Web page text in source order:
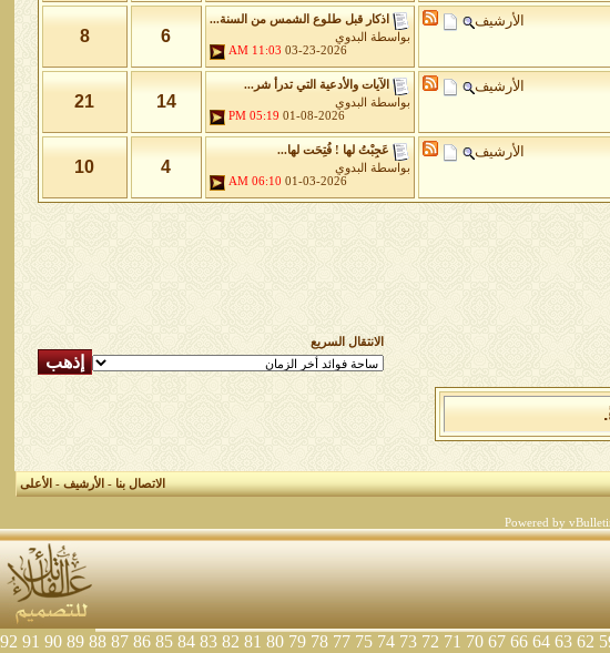
الأرشيف
اذكار قبل طلوع الشمس من السنة...
بواسطة
البدوي
03-23-2026
11:03 AM
6
8
الأرشيف
الآيات والأدعية التي تدرأ شر...
بواسطة
البدوي
01-08-2026
05:19 PM
14
21
الأرشيف
عَجِبْتُ لها ! فُتِحَت لها...
بواسطة
البدوي
01-03-2026
06:10 AM
4
10
الانتقال السريع
الاتصال بنا-الأرشيف-الأعلى
Powered by
62
63
64
66
67
70
71
72
73
74
75
77
78
79
80
81
82
83
84
85
86
87
88
89
90
91
92